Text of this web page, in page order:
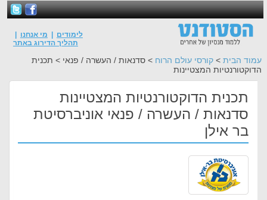
לימודים מי אנחנו
תהליך הדירוג באתר
עמוד הבית > קורסי עולם הרוח > סדנאות / העשרה / פנאי > תכנית
הדוקטורנטיות המצטיינות
תכנית הדוקטורנטיות המצטיינות
סדנאות / העשרה / פנאי אוניברסיטת
בר אילן